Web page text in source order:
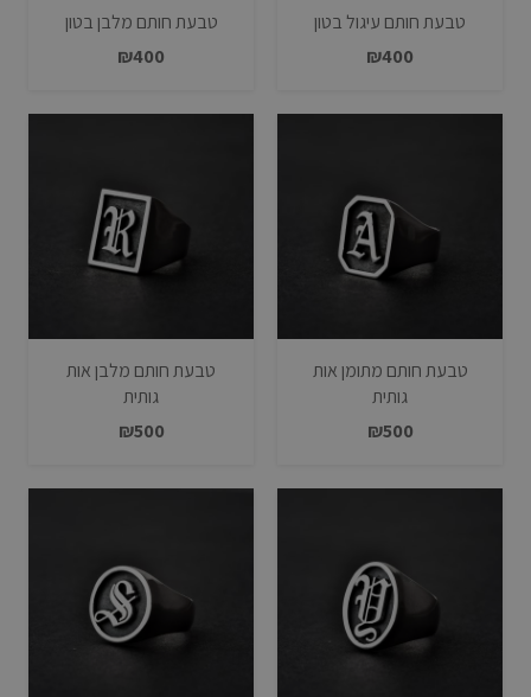
טבעת חותם עיגול בטון
₪400
טבעת חותם מלבן בטון
₪400
טבעת חותם מתומן אות
גותית
₪500
טבעת חותם מלבן אות
גותית
₪500